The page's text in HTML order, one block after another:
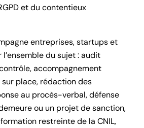
et du contentieux
entreprises, startups et
du sujet : audit
accompagnement
place, rédaction des
au procès-verbal, défense
ou un projet de sanction,
restreinte de la CNIL,